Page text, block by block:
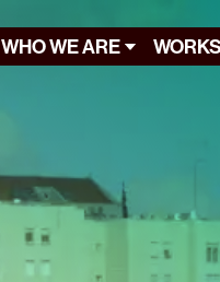
WHO WE ARE